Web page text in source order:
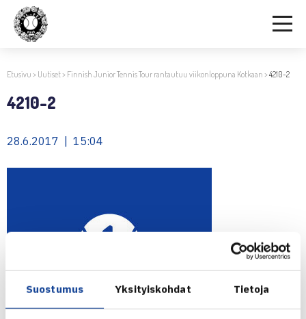
Suostumus Yksityiskohdat Tietoja
Etusivu > Uutiset> Finnish Junior Tennis Tour rantautuu viikonloppuna Kotkaan >4210-2
4210-2
28.6.2017 | 15:04